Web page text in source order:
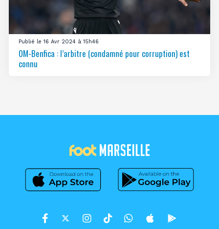
Publié le 16 Avr 2024 à 15h46
OM-Benfica : l’arbitre (condamné pour corruption) est
connu